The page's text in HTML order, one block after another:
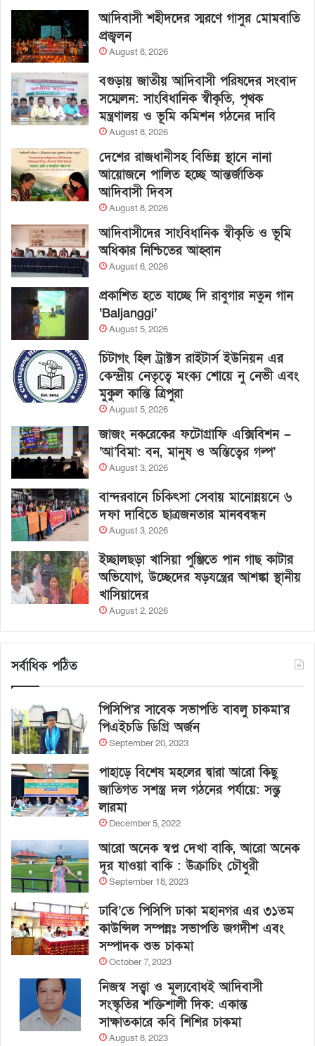
আদিবাসী শহীদদের স্মরণে গাসুর মোমবাতি
প্রজ্বলন
August 8, 2026
বগুড়ায় জাতীয় আদিবাসী পরিষদের সংবাদ
সম্মেলন: সাংবিধানিক স্বীকৃতি, পৃথক
মন্ত্রণালয় ও ভূমি কমিশন গঠনের দাবি
August 8, 2026
দেশের রাজধানীসহ বিভিন্ন স্থানে নানা
আয়োজনে পালিত হচ্ছে আন্তর্জাতিক
আদিবাসী দিবস
August 8, 2026
আদিবাসীদের সাংবিধানিক স্বীকৃতি ও ভূমি
অধিকার নিশ্চিতের আহ্বান
August 6, 2026
প্রকাশিত হতে যাচ্ছে দি রাবুগার নতুন গান
‘Baljanggi’
August 5, 2026
চিটাগং হিল ট্রাক্টস রাইটার্স ইউনিয়ন এর
কেন্দ্রীয় নেতৃত্বে মংক্য শোয়ে নু নেভী এবং
মুকুল কান্তি ত্রিপুরা
August 5, 2026
জাজং নকরেকের ফটোগ্রাফি এক্সিবিশন –
‘আ’বিমা: বন, মানুষ ও অস্তিত্বের গল্প’
August 3, 2026
বান্দরবানে চিকিৎসা সেবায় মানোন্নয়নে ৬
দফা দাবিতে ছাত্রজনতার মানববন্ধন
August 3, 2026
ইচ্ছালছড়া খাসিয়া পুঞ্জিতে পান গাছ কাটার
অভিযোগ, উচ্ছেদের ষড়যন্ত্রের আশঙ্কা স্থানীয়
খাসিয়াদের
August 2, 2026
সর্বাধিক পঠিত
পিসিপি’র সাবেক সভাপতি বাবলু চাকমা’র
পিএইচডি ডিগ্রি অর্জন
September 20, 2023
পাহাড়ে বিশেষ মহলের দ্বারা আরো কিছু
জাতিগত সশস্ত্র দল গঠনের পর্যায়ে: সন্তু
লারমা
December 5, 2022
আরো অনেক স্বপ্ন দেখা বাকি, আরো অনেক
দূর যাওয়া বাকি : উক্রাচিং চৌধুরী
September 18, 2023
ঢাবি’তে পিসিপি ঢাকা মহানগর এর ৩১তম
কাউন্সিল সম্পন্নঃ সভাপতি জগদীশ এবং
সম্পাদক শুভ চাকমা
October 7, 2023
নিজস্ব সত্ত্বা ও মূল্যবোধই আদিবাসী
সংস্কৃতির শক্তিশালী দিক: একান্ত
সাক্ষাতকারে কবি শিশির চাকমা
August 8, 2023